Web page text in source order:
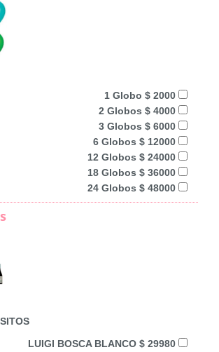
1 Globo $ 2000
2 Globos $ 4000
3 Globos $ 6000
6 Globos $ 12000
12 Globos $ 24000
18 Globos $ 36000
24 Globos $ 48000
LUIGI BOSCA BLANCO $ 29980